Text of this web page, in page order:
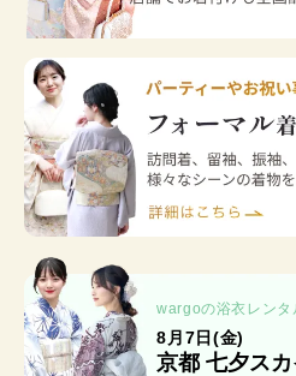
wargoの浴衣レンタ
8月7日(金)
京都 七夕ス